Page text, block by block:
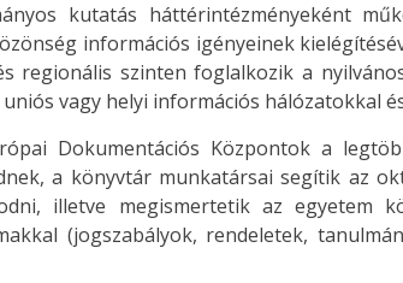
kutatás háttérintézményeként
információs igényeinek
regionális szinten foglalkozik a
vagy helyi információs hálózatokkal
Dokumentációs Központok a
a könyvtár munkatársai segítik az
illetve megismertetik az egyetem
(jogszabályok, rendeletek,